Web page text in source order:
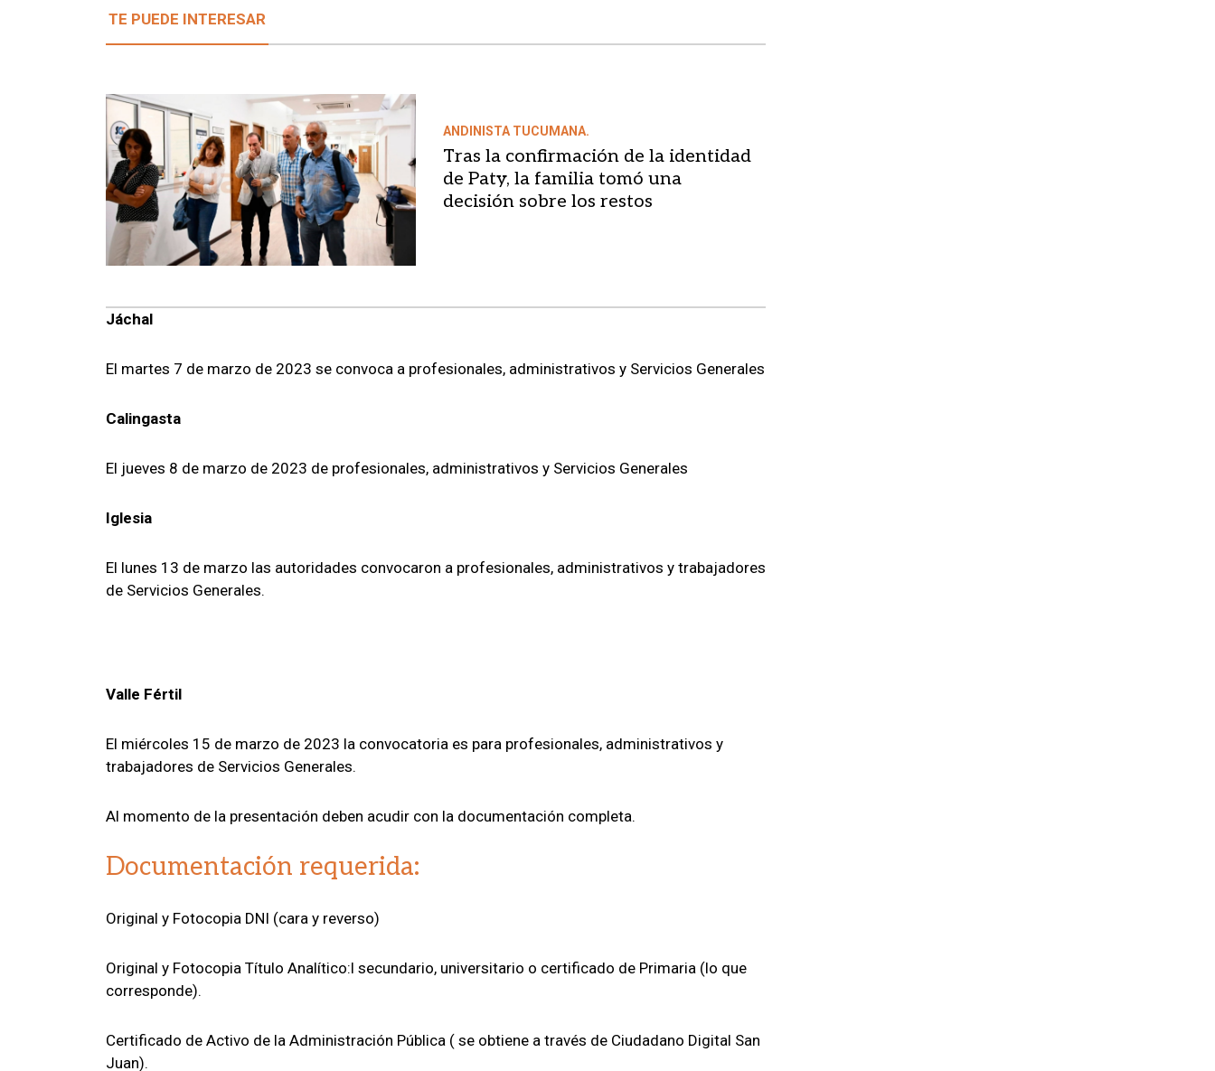
TE PUEDE INTERESAR
ANDINISTA TUCUMANA.
Tras la confirmación de la identidad
de Paty, la familia tomó una
decisión sobre los restos
Jáchal
El martes 7 de marzo de 2023 se convoca a profesionales, administrativos y Servicios Generales
Calingasta
El jueves 8 de marzo de 2023 de profesionales, administrativos y Servicios Generales
Iglesia
El lunes 13 de marzo las autoridades convocaron a profesionales, administrativos y trabajadores
de Servicios Generales.
Valle Fértil
El miércoles 15 de marzo de 2023 la convocatoria es para profesionales, administrativos y
trabajadores de Servicios Generales.
Al momento de la presentación deben acudir con la documentación completa.
Documentación requerida:
Original y Fotocopia DNI (cara y reverso)
Original y Fotocopia Título Analítico:l secundario, universitario o certificado de Primaria (lo que
corresponde).
Certificado de Activo de la Administración Pública ( se obtiene a través de Ciudadano Digital San
Juan).